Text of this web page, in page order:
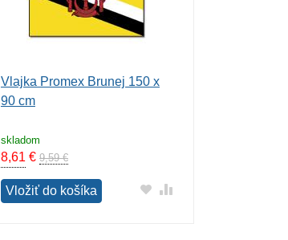
Vlajka Promex Brunej 150 x
90 cm
skladom
8,61 € 9,59 €
Vložiť do košíka